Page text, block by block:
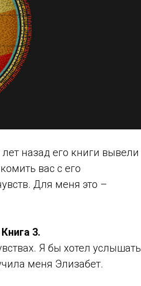
назад его книги вывели
вас с его
Для меня это –
3.
Я бы хотел услышать
меня Элизабет.